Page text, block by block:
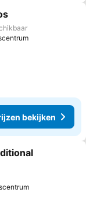
favorieten
bekijken
favorieten